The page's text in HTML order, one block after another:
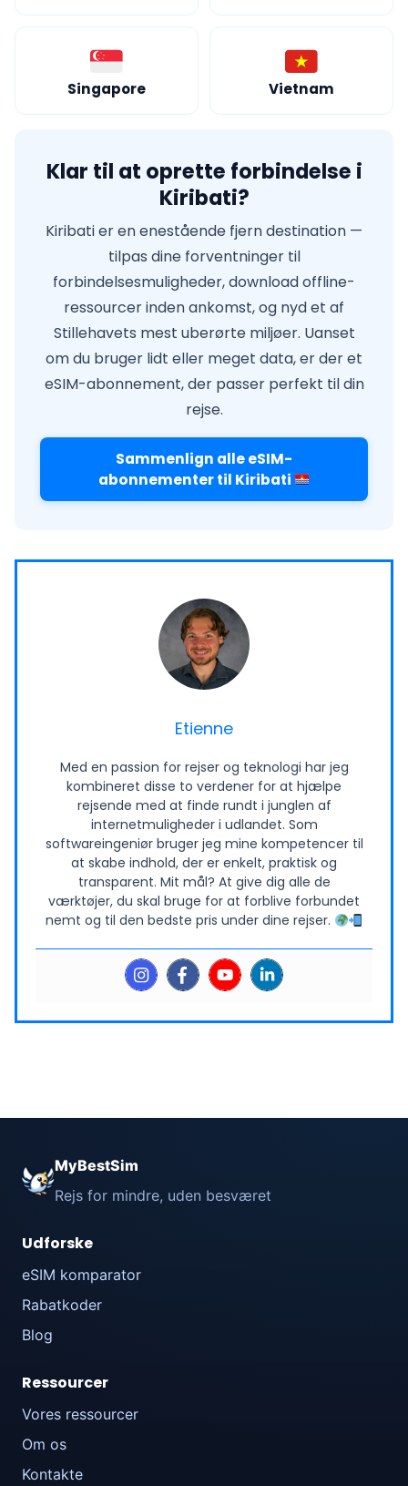
Singapore Vietnam
Klar til at oprette forbindelse i
Kiribati?
Kiribati er en enestående fjern destination —
tilpas dine forventninger til
forbindelsesmuligheder, download offline-
ressourcer inden ankomst, og nyd et af
Stillehavets mest uberørte miljøer. Uanset
om du bruger lidt eller meget data, er der et
eSIM-abonnement, der passer perfekt til din
rejse.
Sammenlign alle eSIM-
abonnementer til Kiribati
Etienne
Med en passion for rejser og teknologi har jeg
kombineret disse to verdener for at hjælpe
rejsende med at finde rundt i junglen af
internetmuligheder i udlandet. Som
softwareingeniør bruger jeg mine kompetencer til
at skabe indhold, der er enkelt, praktisk og
transparent. Mit mål? At give dig alle de
værktøjer, du skal bruge for at forblive forbundet
nemt og til den bedste pris under dine rejser.
MyBestSim
Rejs for mindre, uden besværet
Udforske
eSIM komparator
Rabatkoder
Blog
Ressourcer
Vores ressourcer
Om os
Kontakte